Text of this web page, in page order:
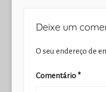
Deixe um
O seu endereço de
Comentário *